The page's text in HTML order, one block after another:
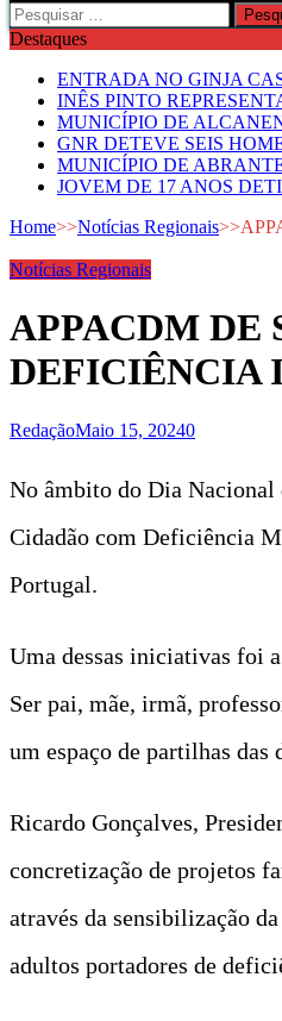
Pesquisar
por:
Destaques
ENTRADA NO GINJA
INÊS PINTO
MUNICÍPIO DE
GNR DETEVE SEIS
MUNICÍPIO DE
JOVEM DE 17 ANOS
Home>>Notícias Regionais>>
Notícias Regionais
APPACDM DE
DEFICIÊNCIA
RedaçãoMaio 15, 20240
No âmbito do Dia Nacional
Cidadão com Deficiência
Portugal.
Uma dessas iniciativas foi
Ser pai, mãe, irmã,
um espaço de partilhas das
Ricardo Gonçalves,
concretização de projetos
através da sensibilização
adultos portadores de